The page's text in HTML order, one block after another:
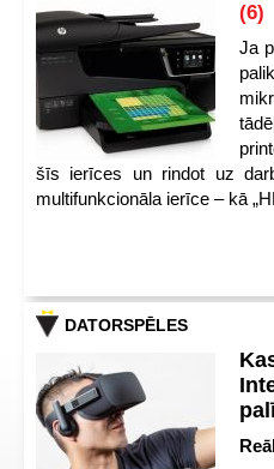
(6)
Ja
šīs ierīces un rindot uz
multifunkcionāla ierīce – kā
DATORSPĒLES